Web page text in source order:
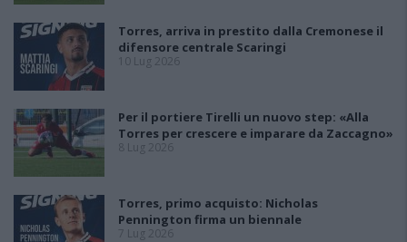
Torres, arriva in prestito dalla Cremonese il
difensore centrale Scaringi
10 Lug 2026
Per il portiere Tirelli un nuovo step: «Alla
Torres per crescere e imparare da Zaccagno»
8 Lug 2026
Torres, primo acquisto: Nicholas
Pennington firma un biennale
7 Lug 2026